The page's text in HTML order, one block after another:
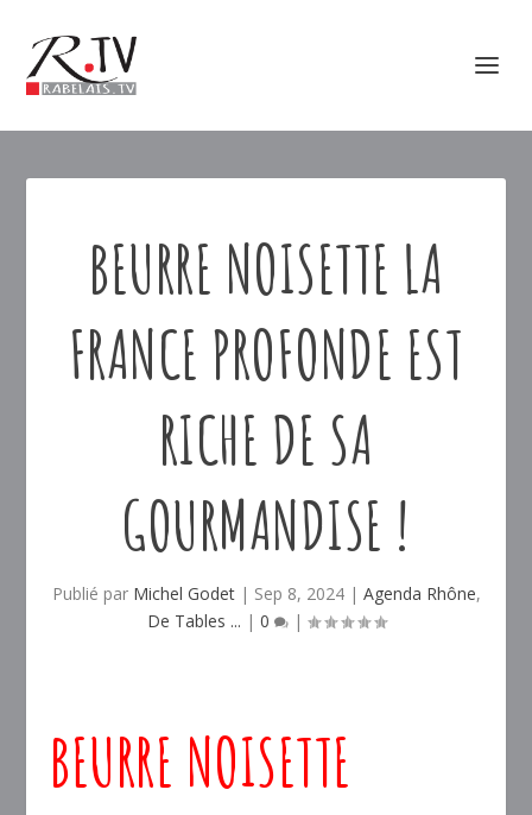
BEURRE NOISETTE LA
FRANCE PROFONDE EST
RICHE DE SA
GOURMANDISE !
Publié par Michel Godet| Sep 8, 2024| Agenda Rhône,
De Tables ... | 0 |
BEURRE NOISETTE